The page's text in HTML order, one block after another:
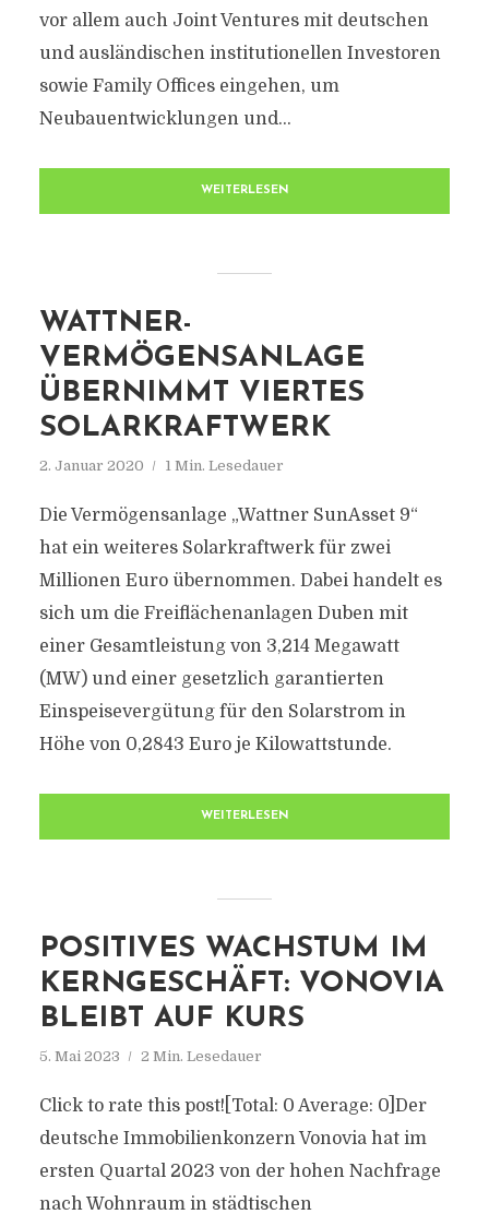
vor allem auch Joint Ventures mit deutschen
und ausländischen institutionellen Investoren
sowie Family Offices eingehen, um
Neubauentwicklungen und...
WEITERLESEN
WATTNER-
VERMÖGENSANLAGE
ÜBERNIMMT VIERTES
SOLARKRAFTWERK
2. Januar 2020 1 Min. Lesedauer
Die Vermögensanlage „Wattner SunAsset 9“
hat ein weiteres Solarkraftwerk für zwei
Millionen Euro übernommen. Dabei handelt es
sich um die Freiflächenanlagen Duben mit
einer Gesamtleistung von 3,214 Megawatt
(MW) und einer gesetzlich garantierten
Einspeisevergütung für den Solarstrom in
Höhe von 0,2843 Euro je Kilowattstunde.
WEITERLESEN
POSITIVES WACHSTUM IM
KERNGESCHÄFT: VONOVIA
BLEIBT AUF KURS
5. Mai 2023 2 Min. Lesedauer
Click to rate this post![Total: 0 Average: 0]Der
deutsche Immobilienkonzern Vonovia hat im
ersten Quartal 2023 von der hohen Nachfrage
nach Wohnraum in städtischen